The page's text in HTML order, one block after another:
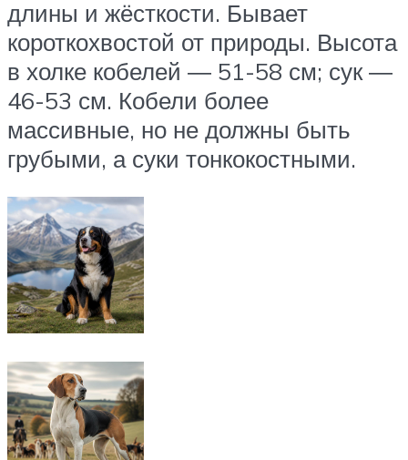
длины и жёсткости. Бывает
короткохвостой от природы. Высота
в холке кобелей ― 51-58 см; сук ―
46-53 см. Кобели более
массивные, но не должны быть
грубыми, а суки тонкокостными.